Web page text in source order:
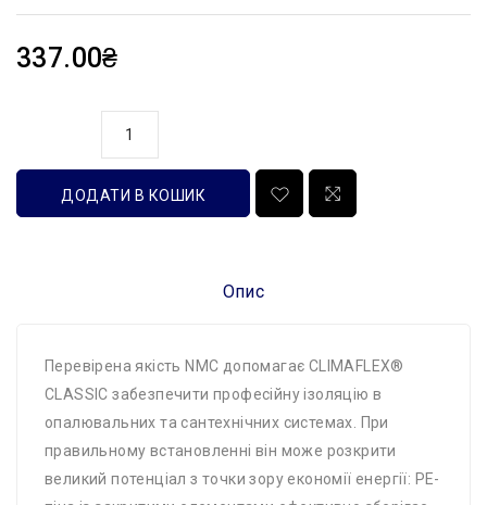
337.00₴
ДОДАТИ В КОШИК
Опис
Перевірена якість NMC допомагає CLIMAFLEX®
CLASSIC забезпечити професійну ізоляцію в
опалювальних та сантехнічних системах. При
правильному встановленні він може розкрити
великий потенціал з точки зору економії енергії: PE-